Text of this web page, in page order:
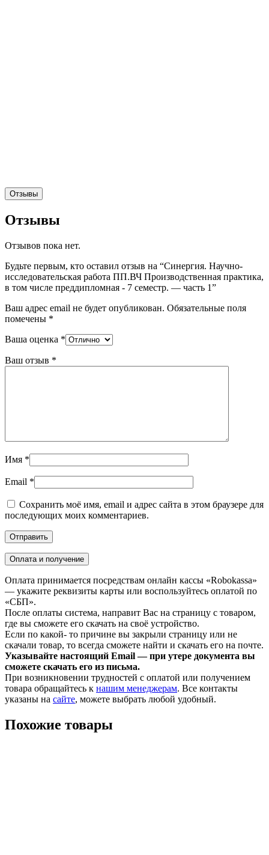
Отзывы
Отзывы
Отзывов пока нет.
Будьте первым, кто оставил отзыв на “Синергия. Научно-
исследовательская работа ПП.ВЧ Производственная практика,
в том числе преддипломная - 7 семестр. — часть 1”
Ваш адрес email не будет опубликован. Обязательные поля
помечены *
Ваша оценка *
Ваш отзыв *
Имя *
Email *
Сохранить моё имя, email и адрес сайта в этом браузере для
последующих моих комментариев.
Оплата и получение
Оплата принимается посредствам онлайн кассы «Robokassa»
— укажите реквизиты карты или воспользуйтесь оплатой по
«СБП».
После оплаты система, направит Вас на страницу с товаром,
где вы сможете его скачать на своё устройство.
Если по какой- то причине вы закрыли страницу или не
скачали товар, то всегда сможете найти и скачать его на почте.
Указывайте настоящий Email — при утере документа вы
сможете скачать его из письма.
При возникновении трудностей с оплатой или получением
товара обращайтесь к нашим менеджерам. Все контакты
указаны на сайте, можете выбрать любой удобный.
Похожие товары